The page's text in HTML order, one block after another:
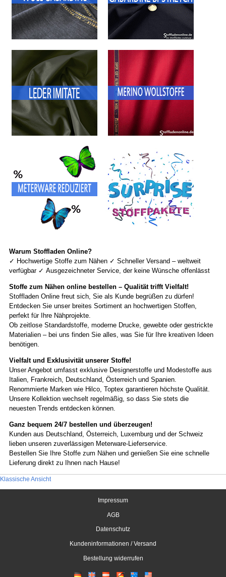
Warum Stoffladen Online?
✓ Hochwertige Stoffe zum Nähen ✓ Schneller Versand – weltweit
verfügbar ✓ Ausgezeichneter Service, der keine Wünsche offenlässt
Stoffe zum Nähen online bestellen – Qualität trifft Vielfalt!
Stoffladen Online freut sich, Sie als Kunde begrüßen zu dürfen!
Entdecken Sie unser breites Sortiment an hochwertigen Stoffen,
perfekt für Ihre Nähprojekte.
Ob zeitlose Standardstoffe, moderne Drucke, gewebte oder gestrickte
Materialien – bei uns finden Sie alles, was Sie für Ihre kreativen Ideen
benötigen.
Vielfalt und Exklusivität unserer Stoffe!
Unser Angebot umfasst exklusive Designerstoffe und Modestoffe aus
Italien, Frankreich, Deutschland, Österreich und Spanien.
Renommierte Marken wie Hilco, Toptex garantieren höchste Qualität.
Unsere Kollektion wechselt regelmäßig, so dass Sie stets die
neuesten Trends entdecken können.
Ganz bequem 24/7 bestellen und überzeugen!
Kunden aus Deutschland, Österreich, Luxemburg und der Schweiz
lieben unseren zuverlässigen Meterware-Lieferservice.
Bestellen Sie Ihre Stoffe zum Nähen und genießen Sie eine schnelle
Lieferung direkt zu Ihnen nach Hause!
Klassische Ansicht
Impressum
AGB
Datenschutz
Kundeninformationen / Versand
Bestellung widerrufen